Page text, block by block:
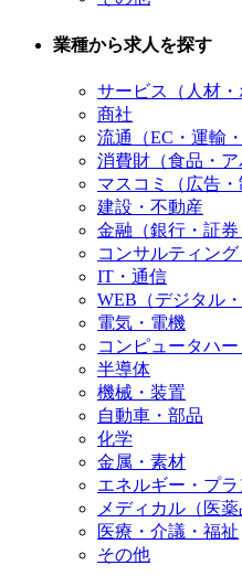
業種から求人を探す
サービス（人材・
商社
流通（EC・運輸・
消費財（食品・ア
マスコミ（広告・
建設・不動産
金融（銀行・証券
コンサルティン
IT・通信
WEB（デジタル
電気・電機
コンピュータハ
半導体
機械・装置
自動車・部品
化学
金属・素材
エネルギー・プラ
メディカル（医
医療・介議・福祉
その他